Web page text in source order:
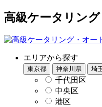
高級ケータリン
エリアから探す
東京都 神奈川県 埼
千代田区
中央区
港区